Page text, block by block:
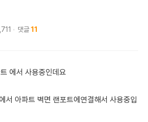
댓글 11
에서 사용중인데요
서 아파트 벽면 랜포트에연결해서 사용중입